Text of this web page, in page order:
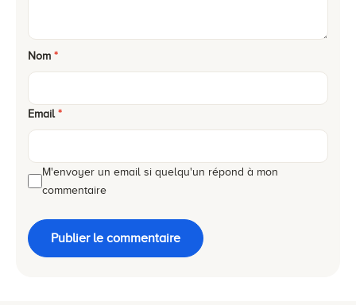
Nom *
Email *
M'envoyer un email si quelqu'un répond à mon
commentaire
Publier le commentaire